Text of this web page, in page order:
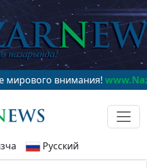
внимания!
Русский